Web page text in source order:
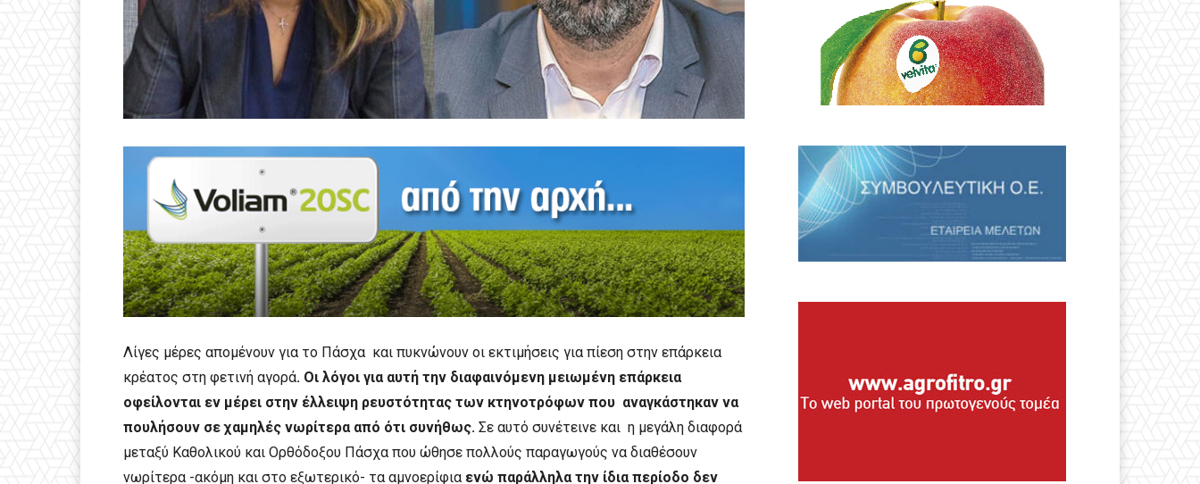
Λίγες μέρες απομένουν για το Πάσχα και πυκνώνουν οι εκτιμήσεις για πίεση στην επάρκεια
κρέατος στη φετινή αγορά. Οι λόγοι για αυτή την διαφαινόμενη μειωμένη επάρκεια
οφείλονται εν μέρει στην έλλειψη ρευστότητας των κτηνοτρόφων που αναγκάστηκαν να
πουλήσουν σε χαμηλές νωρίτερα από ότι συνήθως. Σε αυτό συνέτεινε και η μεγάλη διαφορά
μεταξύ Καθολικού και Ορθόδοξου Πάσχα που ώθησε πολλούς παραγωγούς να διαθέσουν
νωρίτερα -ακόμη και στο εξωτερικό- τα αμνοερίφια ενώ παράλληλα την ίδια περίοδο δεν